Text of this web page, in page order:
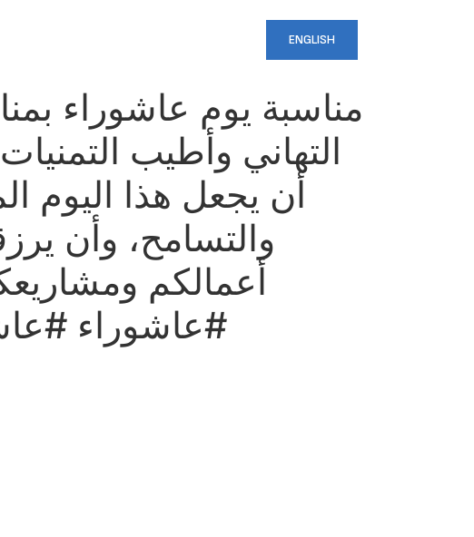
ENGLISH
مناسبة يوم عاشوراء
التهاني وأطيب
أن يجعل هذا اليوم
والتسامح، وأن
أعمالكم
#عاشوراء